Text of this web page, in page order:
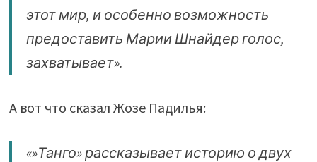
этот мир, и особенно возможность
предоставить Марии Шнайдер голос,
захватывает».
А вот что сказал Жозе Падилья:
«»Танго» рассказывает историю о двух